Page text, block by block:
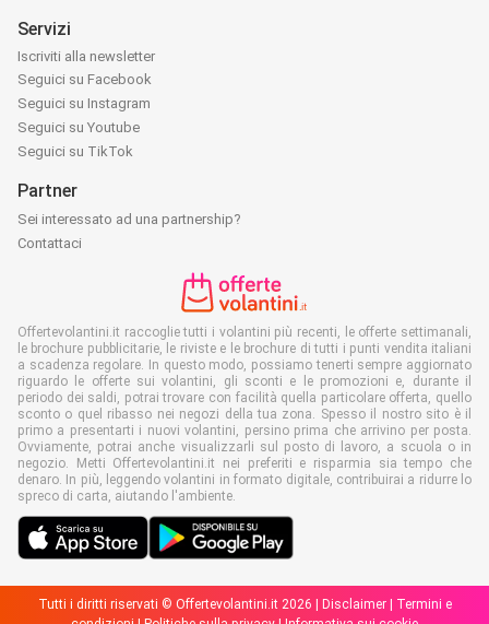
Servizi
Iscriviti alla newsletter
Seguici su Facebook
Seguici su Instagram
Seguici su Youtube
Seguici su TikTok
Partner
Sei interessato ad una partnership?
Contattaci
Offertevolantini.it raccoglie tutti i volantini più recenti, le offerte settimanali,
le brochure pubblicitarie, le riviste e le brochure di tutti i punti vendita italiani
a scadenza regolare. In questo modo, possiamo tenerti sempre aggiornato
riguardo le offerte sui volantini, gli sconti e le promozioni e, durante il
periodo dei saldi, potrai trovare con facilità quella particolare offerta, quello
sconto o quel ribasso nei negozi della tua zona. Spesso il nostro sito è il
primo a presentarti i nuovi volantini, persino prima che arrivino per posta.
Ovviamente, potrai anche visualizzarli sul posto di lavoro, a scuola o in
negozio. Metti Offertevolantini.it nei preferiti e risparmia sia tempo che
denaro. In più, leggendo volantini in formato digitale, contribuirai a ridurre lo
spreco di carta, aiutando l'ambiente.
Tutti i diritti riservati © Offertevolantini.it 2026 | Disclaimer|
Termini e